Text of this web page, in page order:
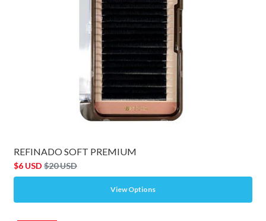
REFINADO SOFT PREMIUM
$6 USD $20 USD
View Options